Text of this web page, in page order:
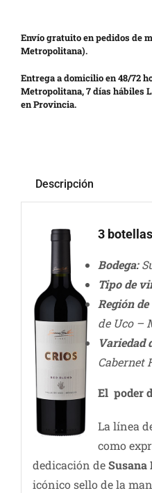
Envío gratuito en pedidos de
Metropolitana).
Entrega a domicilio en 48/72
Metropolitana, 7 días hábiles
en Provincia.
Descripción
3
Bodega:
Tipo de
Región
de Uco –
Variedad
Cabernet
El poder
La línea
como
dedicación deSusana
icónico sello de la